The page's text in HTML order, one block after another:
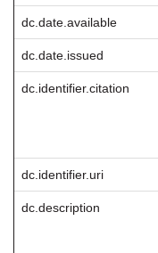
dc.date.available
dc.date.issued
dc.identifier.citation
dc.identifier.uri
dc.description